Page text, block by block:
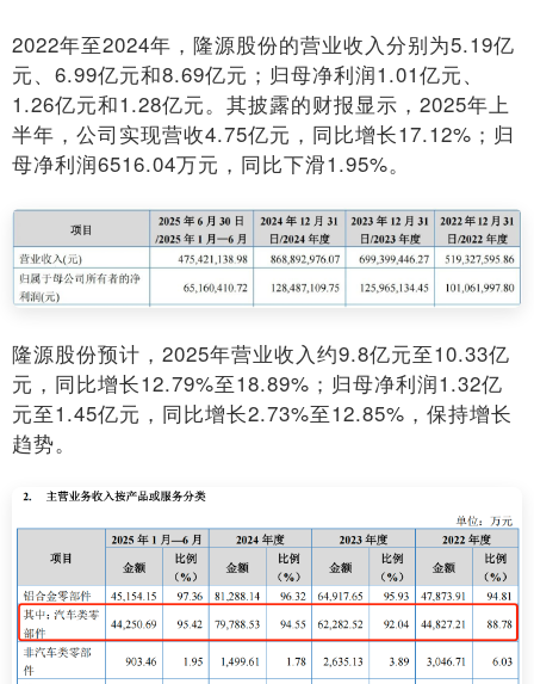
2022年至2024年，隆源股份的营业收入分别为5.19亿
元、6.99亿元和8.69亿元；归母净利润1.01亿元、
1.26亿元和1.28亿元。其披露的财报显示，2025年上
半年，公司实现营收4.75亿元，同比增长17.12%；归
母净利润6516.04万元，同比下滑1.95%。
隆源股份预计，2025年营业收入约9.8亿元至10.33亿
元，同比增长12.79%至18.89%；归母净利润1.32亿
元至1.45亿元，同比增长2.73%至12.85%，保持增长
趋势。